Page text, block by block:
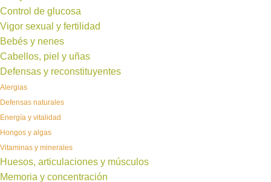
Control de glucosa
Vigor sexual y fertilidad
Bebés y nenes
Cabellos, piel y uñas
Defensas y reconstituyentes
Alergias
Defensas naturales
Energía y vitalidad
Hongos y algas
Vitaminas y minerales
Huesos, articulaciones y músculos
Memoria y concentración